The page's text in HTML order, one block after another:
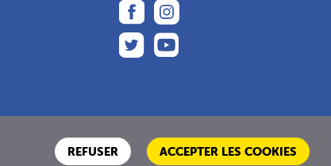
REFUSER ACCEPTER LES COOKIES